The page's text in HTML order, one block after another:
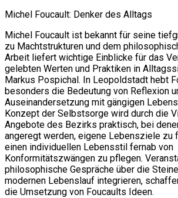
Michel Foucault: Denker des Alltags
Michel Foucault ist bekannt für seine
zu Machtstrukturen und dem
Arbeit liefert wichtige Einblicke für das
gelebten Werten und Praktiken in
Markus Pospichal. In Leopoldstadt hebt
besonders die Bedeutung von Reflexion
Auseinandersetzung mit gängigen
Konzept der Selbstsorge wird durch die
Angebote des Bezirks praktisch, bei
angeregt werden, eigene Lebensziele zu
einen individuellen Lebensstil fernab von
Konformitätszwängen zu pflegen.
philosophische Gespräche über die
modernen Lebenslauf integrieren,
die Umsetzung von Foucaults Ideen.